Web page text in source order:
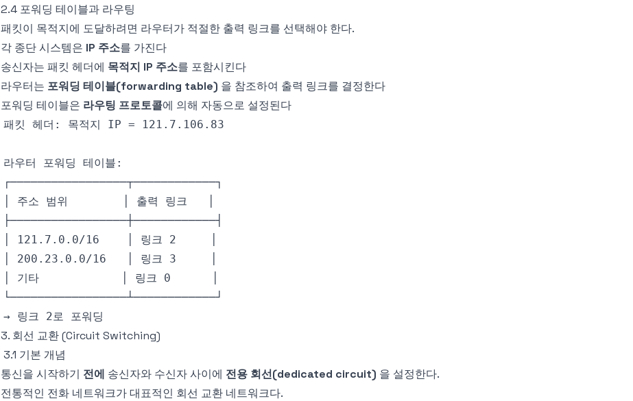
2.4 포워딩 테이블과 라우팅
패킷이 목적지에 도달하려면 라우터가 적절한 출력 링크를 선택해야 한다.
각 종단 시스템은 IP 주소를 가진다
송신자는 패킷 헤더에 목적지 IP 주소를 포함시킨다
라우터는 포워딩 테이블(forwarding table) 을 참조하여 출력 링크를 결정한다
포워딩 테이블은 라우팅 프로토콜에 의해 자동으로 설정된다
3. 회선 교환 (Circuit Switching)
3.1 기본 개념
통신을 시작하기 전에 송신자와 수신자 사이에 전용 회선(dedicated circuit) 을 설정한다.
전통적인 전화 네트워크가 대표적인 회선 교환 네트워크다.